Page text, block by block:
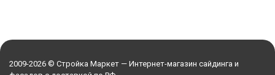
2009-2026 © Стройка Маркет — Интернет-магазин сайдинга и